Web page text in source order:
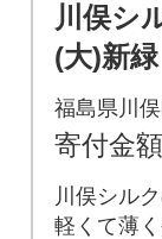
川俣シ
(大)新緑
福島県川
寄付金額
川俣シル
軽くて薄